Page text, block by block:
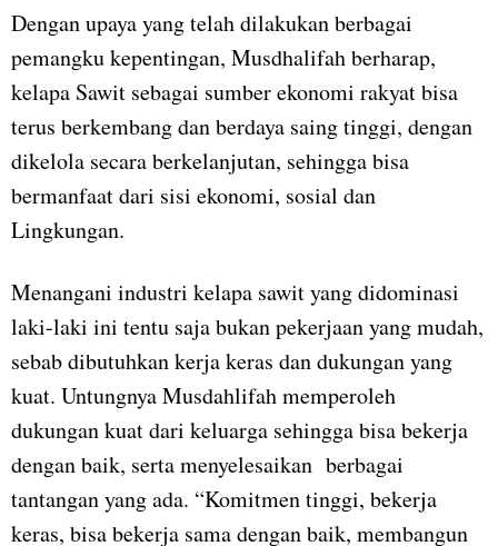
Dengan upaya yang telah dilakukan berbagai
pemangku kepentingan, Musdhalifah berharap,
kelapa Sawit sebagai sumber ekonomi rakyat bisa
terus berkembang dan berdaya saing tinggi, dengan
dikelola secara berkelanjutan, sehingga bisa
bermanfaat dari sisi ekonomi, sosial dan
Lingkungan.
Menangani industri kelapa sawit yang didominasi
laki-laki ini tentu saja bukan pekerjaan yang mudah,
sebab dibutuhkan kerja keras dan dukungan yang
kuat. Untungnya Musdahlifah memperoleh
dukungan kuat dari keluarga sehingga bisa bekerja
dengan baik, serta menyelesaikan berbagai
tantangan yang ada. “Komitmen tinggi, bekerja
keras, bisa bekerja sama dengan baik, membangun